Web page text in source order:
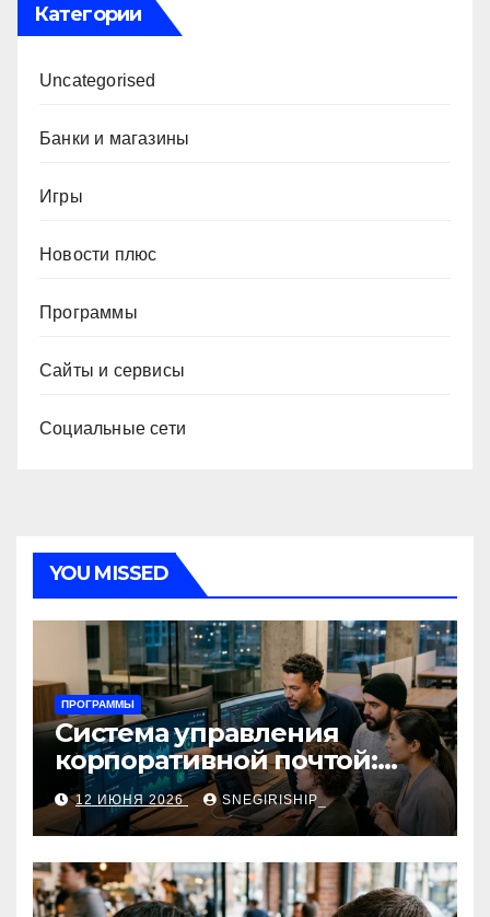
Категории
Uncategorised
Банки и магазины
Игры
Новости плюс
Программы
Сайты и сервисы
Социальные сети
YOU MISSED
ПРОГРАММЫ
Система управления
корпоративной почтой:
функции, безопасность и
интеграция
12 ИЮНЯ 2026 SNEGIRISHIP_